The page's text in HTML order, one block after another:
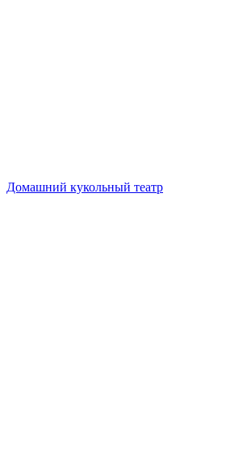
Домашний кукольный театр